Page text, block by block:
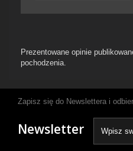
Prezentowane opinie
pochodzenia.
Zapisz się do Newslettera i
Newsletter